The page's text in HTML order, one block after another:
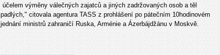
účelem výměny válečných zajatců a jiných zadržovaných osob a těl
padlých," citovala agentura TASS z prohlášení po pátečním 10hodinovém
jednání ministrů zahraničí Ruska, Arménie a Ázerbájdžánu v Moskvě.